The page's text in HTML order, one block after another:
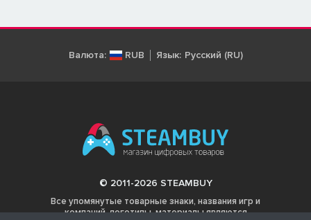
Валюта: RUB Язык: Русский (RU)
© 2011-2026 STEAMBUY
Все упомянутые товарные знаки, названия игр и
компаний, логотипы, материалы являются